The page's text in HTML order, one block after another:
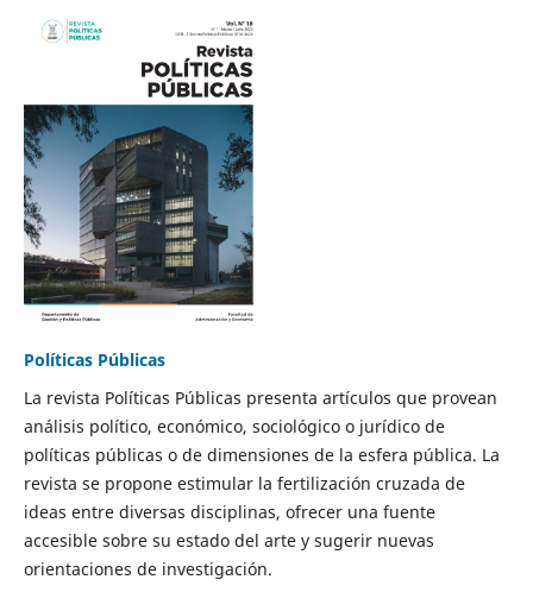
Políticas Públicas
La revista Políticas Públicas presenta artículos que provean
análisis político, económico, sociológico o jurídico de
políticas públicas o de dimensiones de la esfera pública. La
revista se propone estimular la fertilización cruzada de
ideas entre diversas disciplinas, ofrecer una fuente
accesible sobre su estado del arte y sugerir nuevas
orientaciones de investigación.